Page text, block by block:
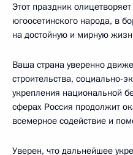
Этот праздник
югоосетинского народа, в
на достойную и мирную
Ваша страна уверенно
строительства, социально-
укрепления национальной
сферах Россия продолжит
всемерное содействие и
Уверен, что дальнейшее